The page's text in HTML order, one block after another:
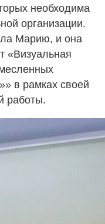
необходима
организации.
Марию, и она
«Визуальная
в рамках своей
работы.